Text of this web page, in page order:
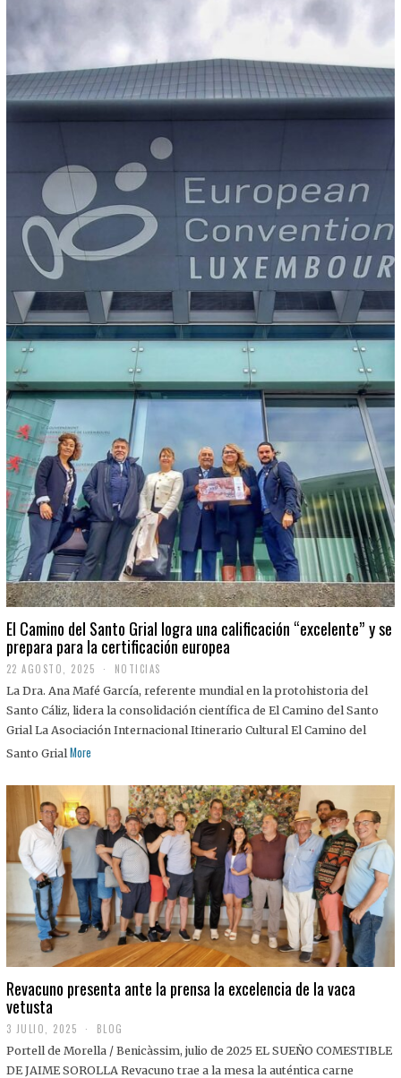
El Camino del Santo Grial logra una calificación “excelente” y se
prepara para la certificación europea
22 AGOSTO, 2025
2
A
G
O
S
2
5
NOTICIAS
La Dra. Ana Mafé García, referente mundial en la protohistoria del
Santo Cáliz, lidera la consolidación científica de El Camino del Santo
Grial La Asociación Internacional Itinerario Cultural El Camino del
Santo Grial More
Revacuno presenta ante la prensa la excelencia de la vaca
vetusta
3 JULIO, 2025
J
U
BLOG
Portell de Morella / Benicàssim, julio de 2025 EL SUEÑO COMESTIBLE
DE JAIME SOROLLA Revacuno trae a la mesa la auténtica carne